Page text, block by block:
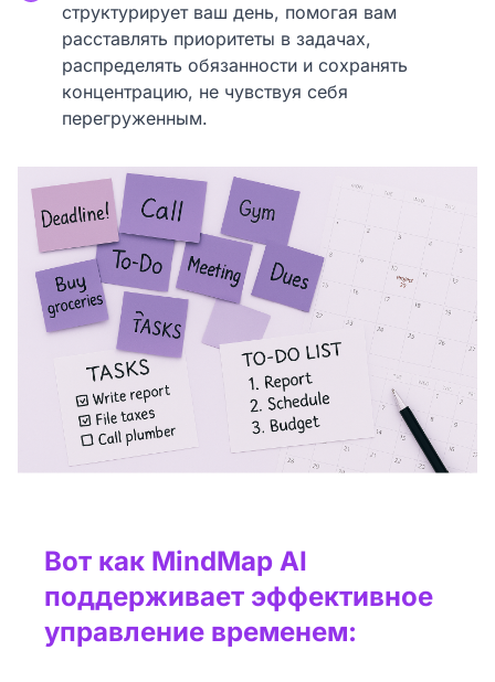
структурирует ваш день, помогая вам
расставлять приоритеты в задачах,
распределять обязанности и сохранять
концентрацию, не чувствуя себя
перегруженным.
Вот как MindMap AI
поддерживает эффективное
управление временем: